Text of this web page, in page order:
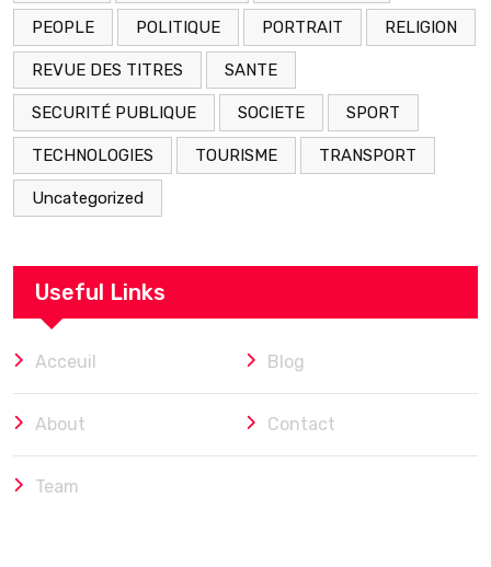
PEOPLE POLITIQUE PORTRAIT RELIGION
REVUE DES TITRES SANTE
SECURITÉ PUBLIQUE SOCIETE SPORT
TECHNOLOGIES TOURISME TRANSPORT
Uncategorized
Useful Links
Acceuil Blog
About Contact
Team